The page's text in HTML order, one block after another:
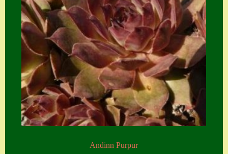
Andinn Purpur